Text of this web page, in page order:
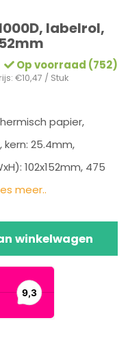
labelrol,
Op voorraad (752)
€10,47 / Stuk
papier,
25.4mm,
102x152mm, 475
meer..
winkelwagen